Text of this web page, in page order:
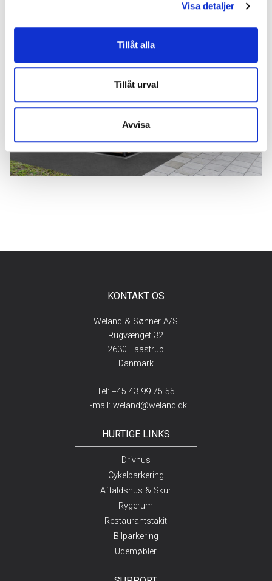
Visa detaljer
Tillåt alla
Tillåt urval
Avvisa
AFFALDSHUS TELLUS BETA
KONTAKT OS
Weland & Sønner A/S
Rugvænget 32
2630 Taastrup
Danmark
Tel:+45 43 99 75 55
E-mail: weland@weland.dk
HURTIGE LINKS
Drivhus
Cykelparkering
Affaldshus & Skur
Rygerum
Restaurantstakit
Bilparkering
Udemøbler